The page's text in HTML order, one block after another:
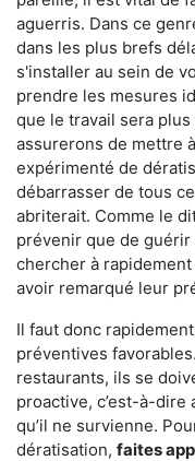
aguerris. Dans ce
dans les plus brefs
s'installer au sein de
prendre les mesures
que le travail sera
assurerons de mettre
expérimenté de
débarrasser de tous
abriterait. Comme le
prévenir que de
chercher à
avoir remarqué leur
Il faut donc
préventives
restaurants, ils se
proactive, c’est-à-
qu’il ne survienne.
dératisation, faites